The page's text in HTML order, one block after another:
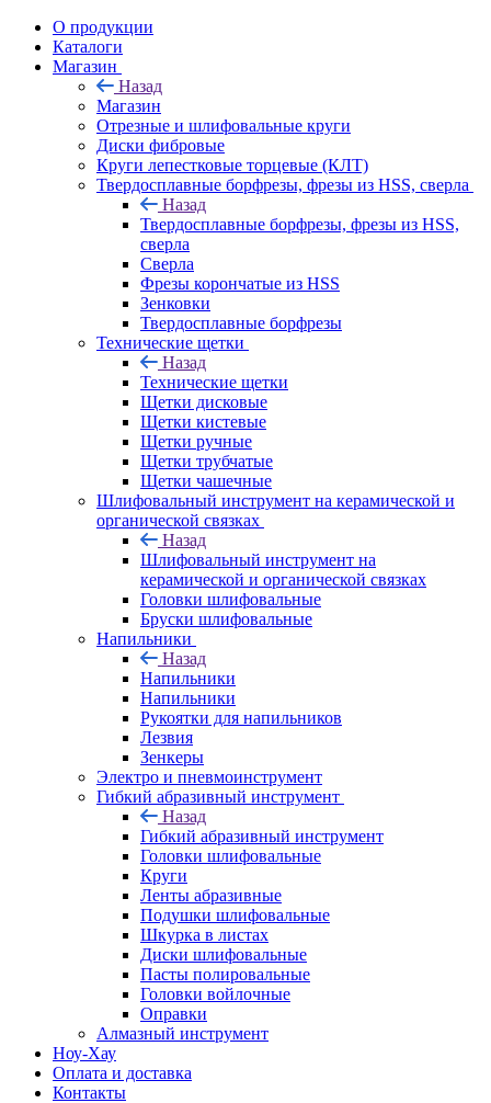
О продукции
Каталоги
Магазин
Назад
Магазин
Отрезные и шлифовальные круги
Диски фибровые
Круги лепестковые торцевые (КЛТ)
Твердосплавные борфрезы, фрезы из HSS, сверла
Назад
Твердосплавные борфрезы, фрезы из HSS,
сверла
Сверла
Фрезы корончатые из HSS
Зенковки
Твердосплавные борфрезы
Технические щетки
Назад
Технические щетки
Щетки дисковые
Щетки кистевые
Щетки ручные
Щетки трубчатые
Щетки чашечные
Шлифовальный инструмент на керамической и
органической связках
Назад
Шлифовальный инструмент на
керамической и органической связках
Головки шлифовальные
Бруски шлифовальные
Напильники
Назад
Напильники
Напильники
Рукоятки для напильников
Лезвия
Зенкеры
Электро и пневмоинструмент
Гибкий абразивный инструмент
Назад
Гибкий абразивный инструмент
Головки шлифовальные
Круги
Ленты абразивные
Подушки шлифовальные
Шкурка в листах
Диски шлифовальные
Пасты полировальные
Головки войлочные
Оправки
Алмазный инструмент
Ноу-Хау
Оплата и доставка
Контакты